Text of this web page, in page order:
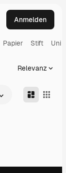
Anmelden
Papier Stift Uni
Relevanz